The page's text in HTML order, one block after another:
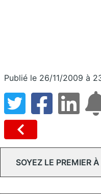
Publié le 26/11/2009 à
SOYEZ LE PREMIER